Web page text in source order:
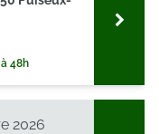
48h
2026